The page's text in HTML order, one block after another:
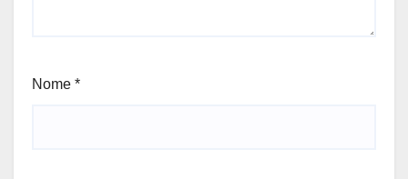
Nome *